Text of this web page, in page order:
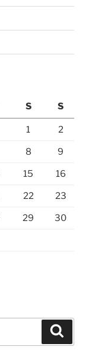
S S
1 2
8 9
15 16
22 23
29 30